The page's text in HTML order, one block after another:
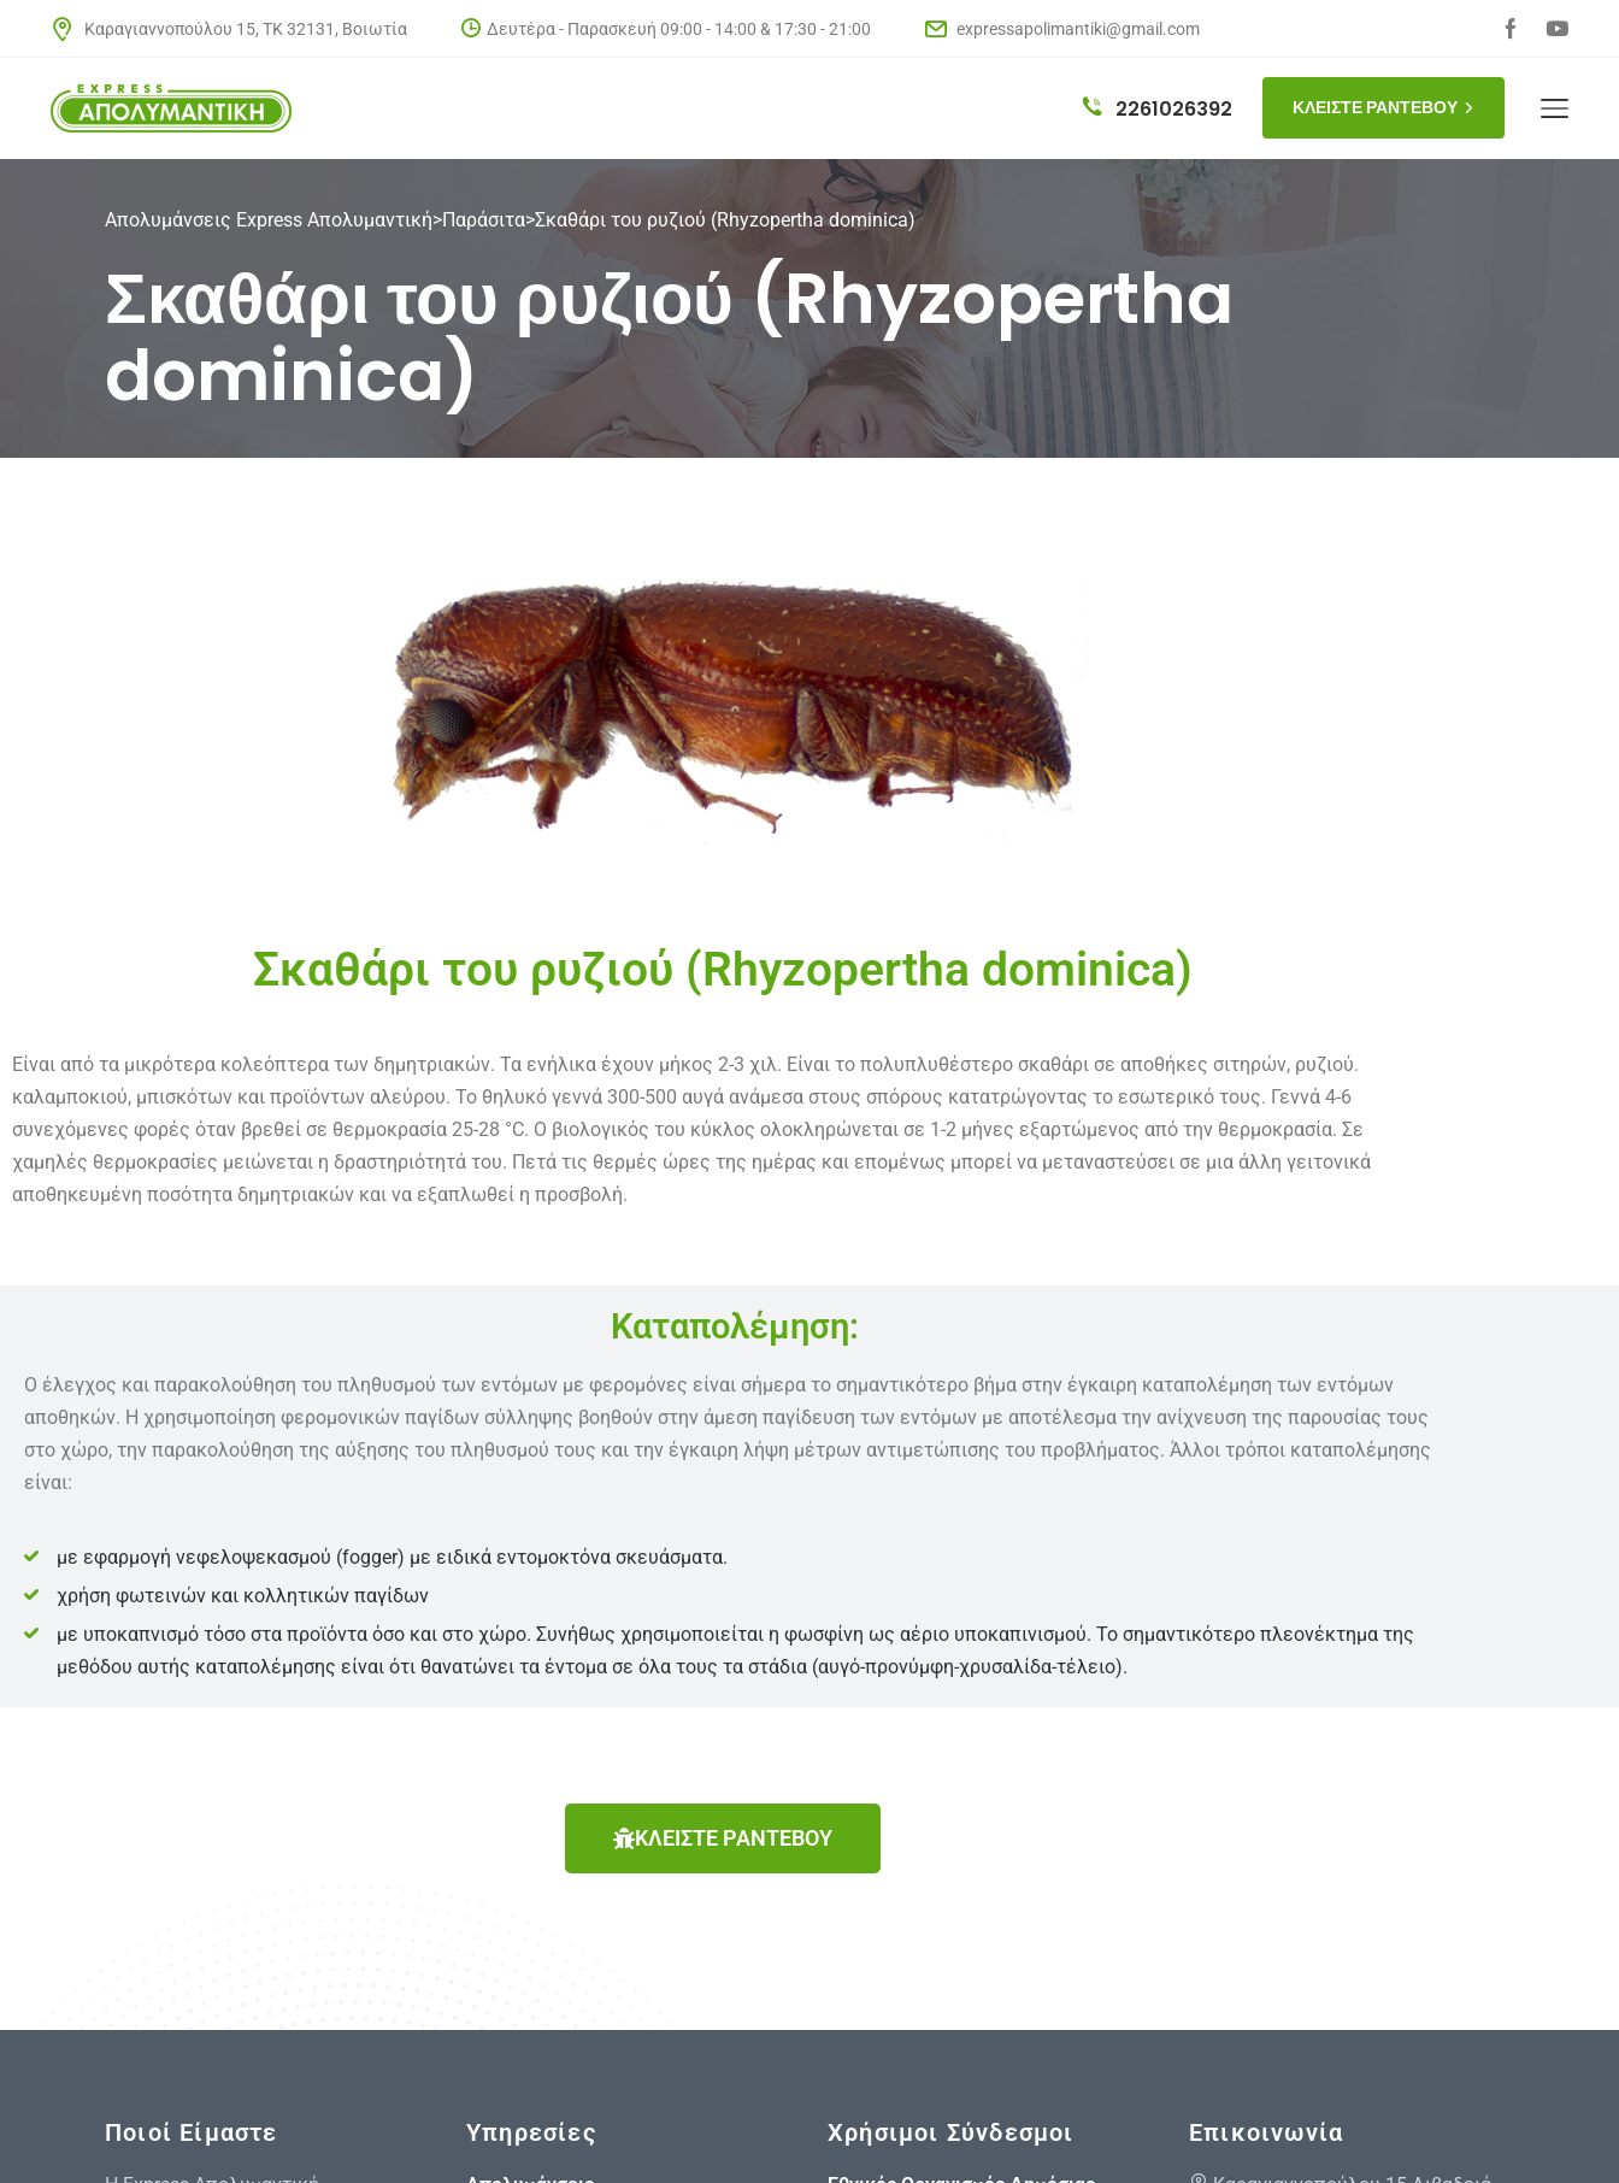
Καραγιαννοπούλου 15, ΤΚ 32131, Βοιωτία Δευτέρα - Παρασκευή 09:00 - 14:00 & 17:30 - 21:00 expressapolimantiki@gmail.com
2261026392 ΚΛΕΙΣΤΕ ΡΑΝΤΕΒΟΥ
Απολυμάνσεις Express Απολυμαντική>Παράσιτα>Σκαθάρι του ρυζιού (Rhyzopertha dominica)
Σκαθάρι του ρυζιού (Rhyzopertha
dominica)
Σκαθάρι του ρυζιού (Rhyzopertha dominica)
Είναι από τα μικρότερα κολεόπτερα των δημητριακών. Τα ενήλικα έχουν μήκος 2-3 χιλ. Είναι το πολυπλυθέστερο σκαθάρι σε αποθήκες σιτηρών, ρυζιού.
καλαμποκιού, μπισκότων και προϊόντων αλεύρου. Το θηλυκό γεννά 300-500 αυγά ανάμεσα στους σπόρους κατατρώγοντας το εσωτερικό τους. Γεννά 4-6
συνεχόμενες φορές όταν βρεθεί σε θερμοκρασία 25-28 °C. Ο βιολογικός του κύκλος ολοκληρώνεται σε 1-2 μήνες εξαρτώμενος από την θερμοκρασία. Σε
χαμηλές θερμοκρασίες μειώνεται η δραστηριότητά του. Πετά τις θερμές ώρες της ημέρας και επομένως μπορεί να μεταναστεύσει σε μια άλλη γειτονικά
αποθηκευμένη ποσότητα δημητριακών και να εξαπλωθεί η προσβολή.
Καταπολέμηση:
Ο έλεγχος και παρακολούθηση του πληθυσμού των εντόμων με φερομόνες είναι σήμερα το σημαντικότερο βήμα στην έγκαιρη καταπολέμηση των εντόμων
αποθηκών. Η χρησιμοποίηση φερομονικών παγίδων σύλληψης βοηθούν στην άμεση παγίδευση των εντόμων με αποτέλεσμα την ανίχνευση της παρουσίας τους
στο χώρο, την παρακολούθηση της αύξησης του πληθυσμού τους και την έγκαιρη λήψη μέτρων αντιμετώπισης του προβλήματος. Άλλοι τρόποι καταπολέμησης
είναι:
με εφαρμογή νεφελοψεκασμού (fogger) με ειδικά εντομοκτόνα σκευάσματα.
χρήση φωτεινών και κολλητικών παγίδων
με υποκαπνισμό τόσο στα προϊόντα όσο και στο χώρο. Συνήθως χρησιμοποιείται η φωσφίνη ως αέριο υποκαπινισμού. Το σημαντικότερο πλεονέκτημα της
μεθόδου αυτής καταπολέμησης είναι ότι θανατώνει τα έντομα σε όλα τους τα στάδια (αυγό-προνύμφη-χρυσαλίδα-τέλειο).
ΚΛΕΙΣΤΕ ΡΑΝΤΕΒΟΥ
Ποιοί Είμαστε Υπηρεσίες Χρήσιμοι Σύνδεσμοι Επικοινωνία